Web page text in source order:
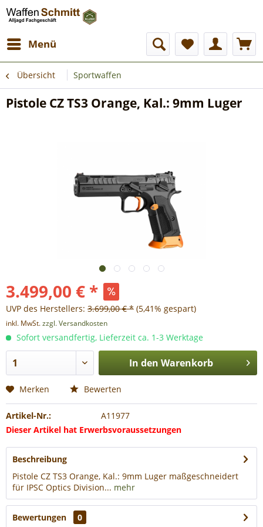
Menü
Übersicht Sportwaffen
Pistole CZ TS3 Orange, Kal.: 9mm Luger
3.499,00 € *
UVP des Herstellers: 3.699,00 € * (5,41% gespart)
inkl. MwSt.zzgl. Versandkosten
Sofort versandfertig, Lieferzeit ca. 1-3 Werktage
In den Warenkorb
Merken Bewerten
Artikel-Nr.:
A11977
Dieser Artikel hat Erwerbsvoraussetzungen
Beschreibung
Pistole CZ TS3 Orange, Kal.: 9mm Luger maßgeschneidert
für IPSC Optics Division... mehr
Bewertungen 0